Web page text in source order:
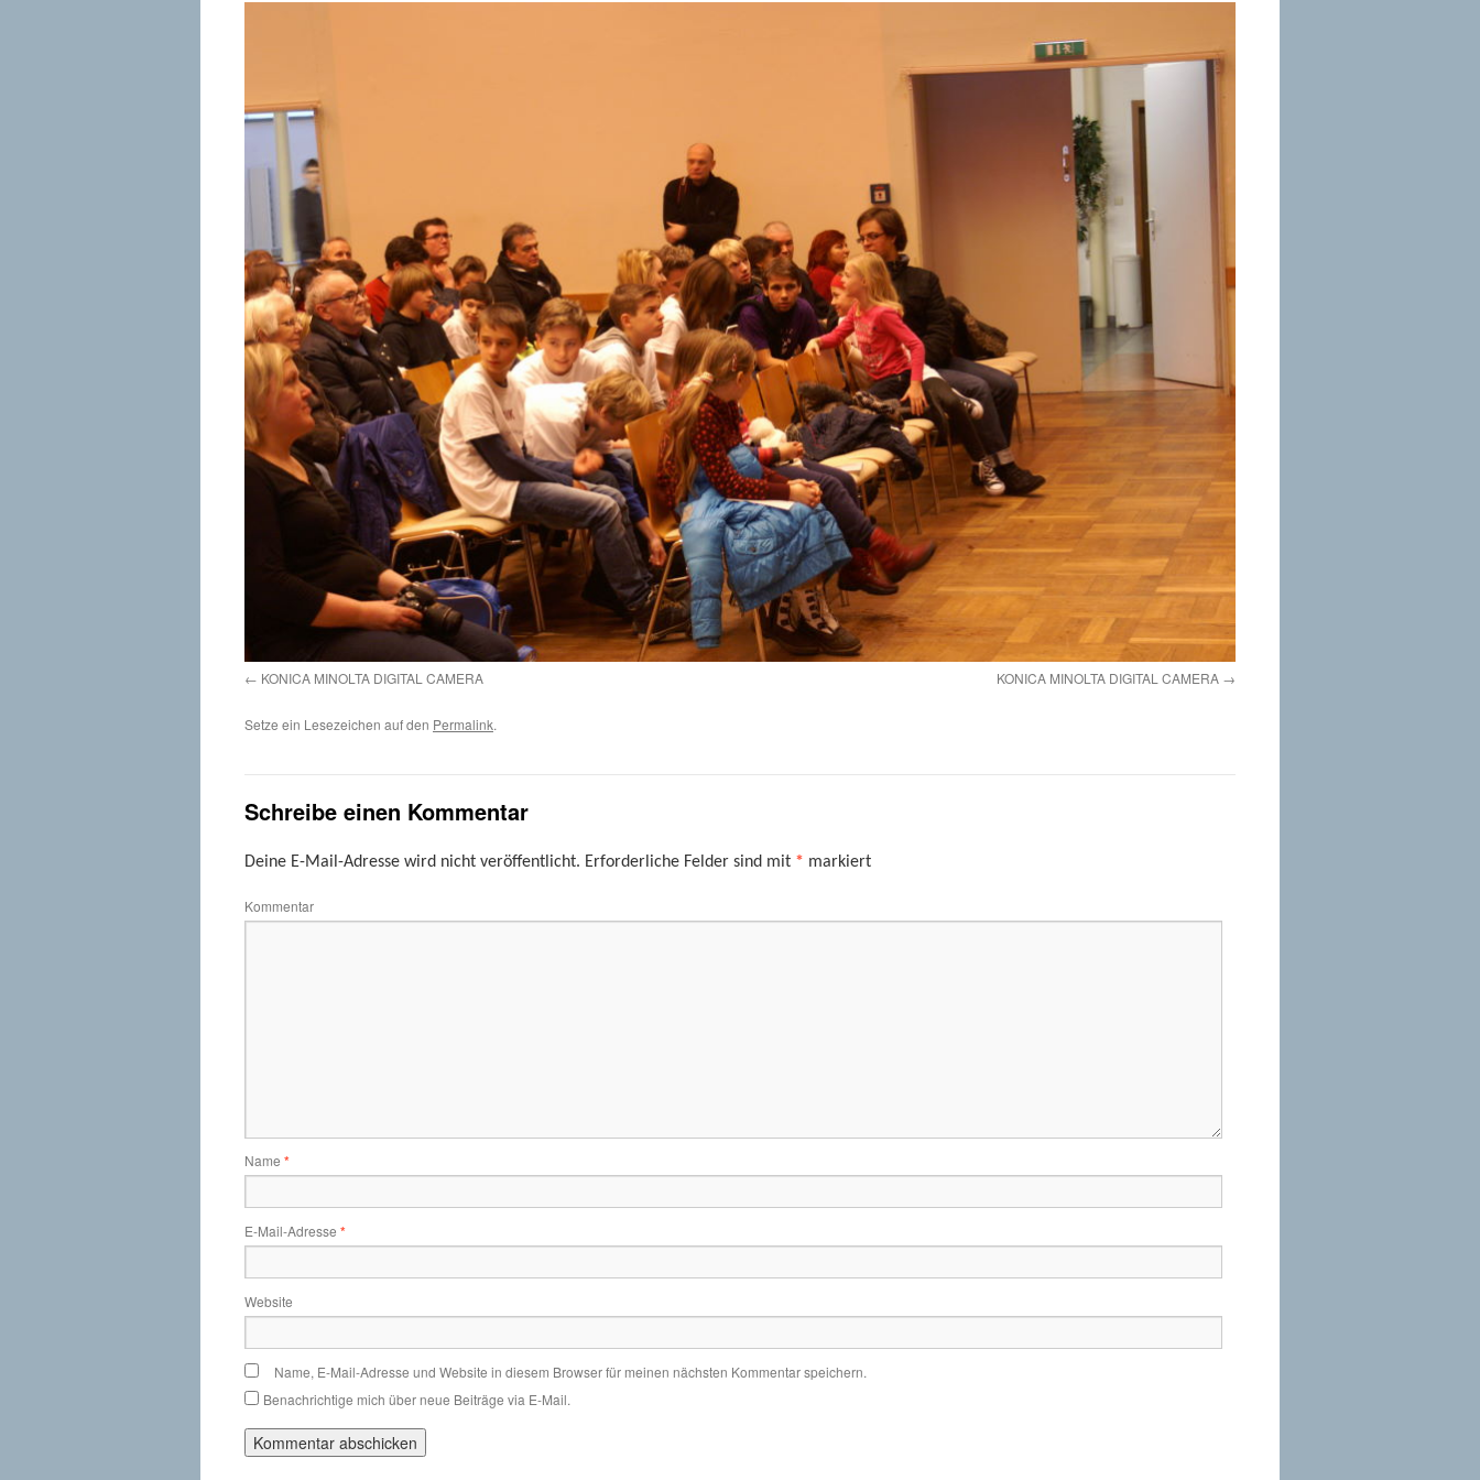
KONICA MINOLTA DIGITAL CAMERA KONICA MINOLTA DIGITAL CAMERA
Setze ein Lesezeichen auf den Permalink.
Schreibe einen Kommentar
Deine E-Mail-Adresse wird nicht veröffentlicht. Erforderliche Felder sind mit * markiert
Kommentar
Name *
E-Mail-Adresse *
Website
Name, E-Mail-Adresse und Website in diesem Browser für meinen nächsten Kommentar speichern.
Benachrichtige mich über neue Beiträge via E-Mail.